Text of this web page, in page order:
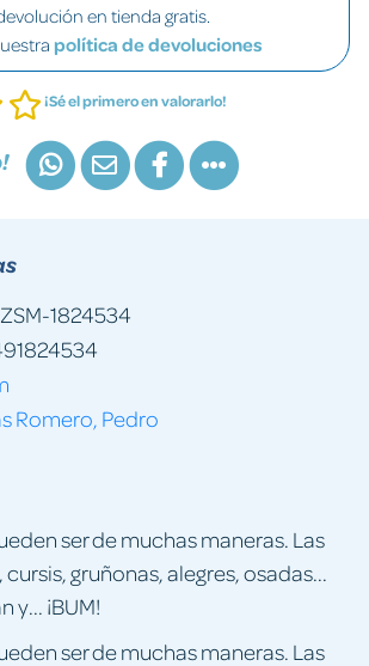
en tienda gratis.
política de devoluciones
¡Sé el primero en valorarlo!
ser de muchas maneras. Las
gruñonas, alegres, osadas...
y... ¡BUM!
ser de muchas maneras. Las
ZSM-1824534
Romero, Pedro